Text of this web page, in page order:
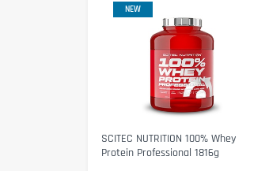
NEW
SCITEC NUTRITION 100% Whey
Protein Professional 1816g